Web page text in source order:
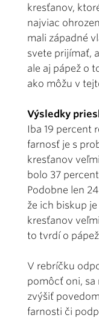
kresťanov,
najviac
mali západné
svete prijímať,
ale aj pápež o
ako môžu v
Výsledky
Iba 19 percent
farnosť je s
kresťanov
bolo 37
Podobne len
že ich biskup
kresťanov
to tvrdí o
V rebríčku
pomôcť oni, sa
zvýšiť
farnosti či